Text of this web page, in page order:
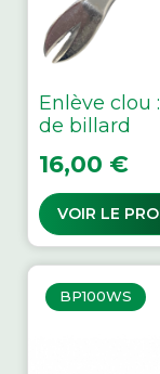
Enlève clou
de billard
Prix
16,00 €
VOIR LE
BP100WS